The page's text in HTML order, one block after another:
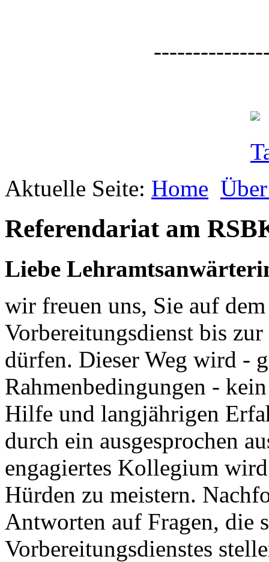
Aktuelle Seite: Home
Referendariat am
Liebe
wir freuen uns, Sie auf
Vorbereitungsdienst bis
dürfen. Dieser Weg wird -
Rahmenbedingungen -
Hilfe und langjährigen
durch ein ausgesprochen
engagiertes Kollegium
Hürden zu meistern.
Antworten auf Fragen, die
Vorbereitungsdienstes